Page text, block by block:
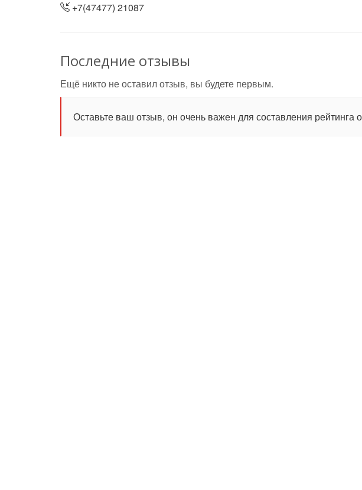
+7(47477) 21087
Последние отзывы
Ещё никто не оставил отзыв, вы будете первым.
Оставьте ваш отзыв, он очень важен для составления рейтинга